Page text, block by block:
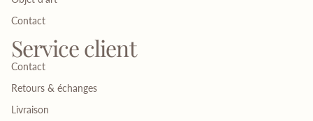
Contact
Service client
Contact
Retours & échanges
Livraison